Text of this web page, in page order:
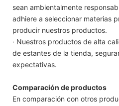
sean ambientalmente
adhiere a seleccionar materias
producir nuestros productos.
· Nuestros productos de alta
de estantes de la tienda,
expectativas.
Comparación de productos
En comparación con otros